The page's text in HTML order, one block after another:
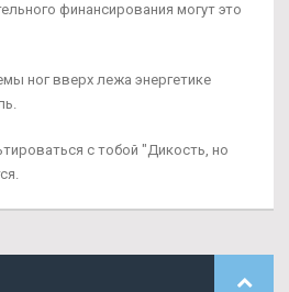
финансирования могут это
ног вверх лежа энергетике
с тобой "Дикость, но